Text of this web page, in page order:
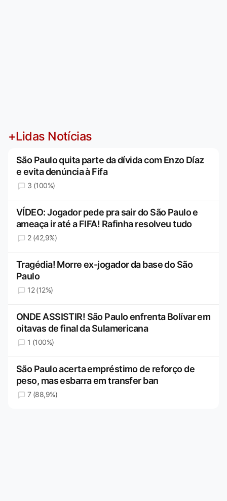
+Lidas Notícias
São Paulo quita parte da dívida com Enzo Díaz
e evita denúncia à Fifa
3 (100%)
VÍDEO: Jogador pede pra sair do São Paulo e
ameaça ir até a FIFA! Rafinha resolveu tudo
2 (42,9%)
Tragédia! Morre ex-jogador da base do São
Paulo
12 (12%)
ONDE ASSISTIR! São Paulo enfrenta Bolívar em
oitavas de final da Sulamericana
1 (100%)
São Paulo acerta empréstimo de reforço de
peso, mas esbarra em transfer ban
7 (88,9%)